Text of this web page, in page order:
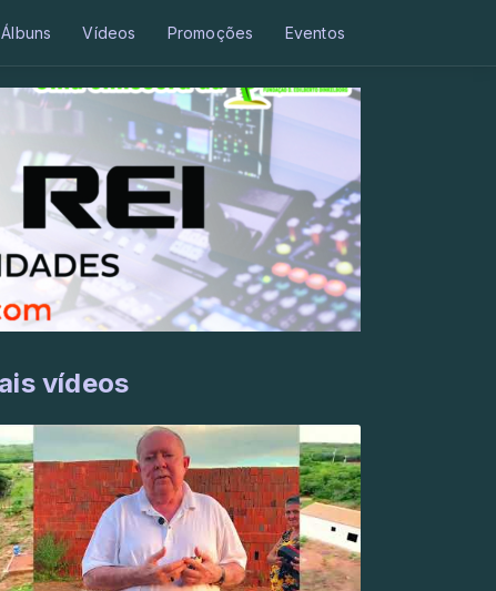
Álbuns Vídeos Promoções Eventos
vídeos